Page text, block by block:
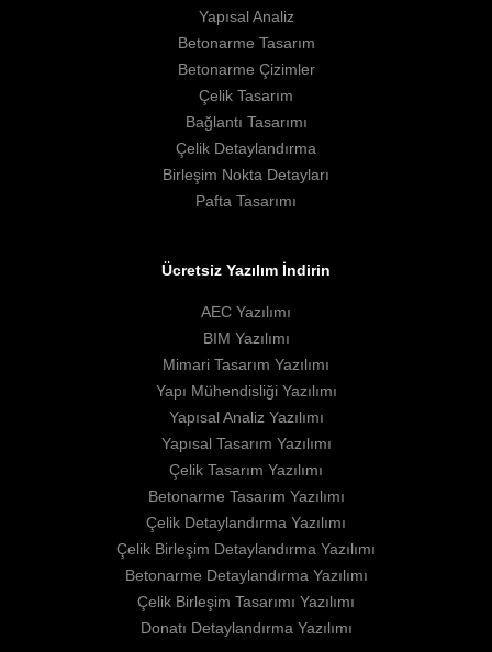
Yapısal Analiz
Betonarme Tasarım
Betonarme Çizimler
Çelik Tasarım
Bağlantı Tasarımı
Çelik Detaylandırma
Birleşim Nokta Detayları
Pafta Tasarımı
Ücretsiz Yazılım İndirin
AEC Yazılımı
BIM Yazılımı
Mimari Tasarım Yazılımı
Yapı Mühendisliği Yazılımı
Yapısal Analiz Yazılımı
Yapısal Tasarım Yazılımı
Çelik Tasarım Yazılımı
Betonarme Tasarım Yazılımı
Çelik Detaylandırma Yazılımı
Çelik Birleşim Detaylandırma Yazılımı
Betonarme Detaylandırma Yazılımı
Çelik Birleşim Tasarımı Yazılımı
Donatı Detaylandırma Yazılımı